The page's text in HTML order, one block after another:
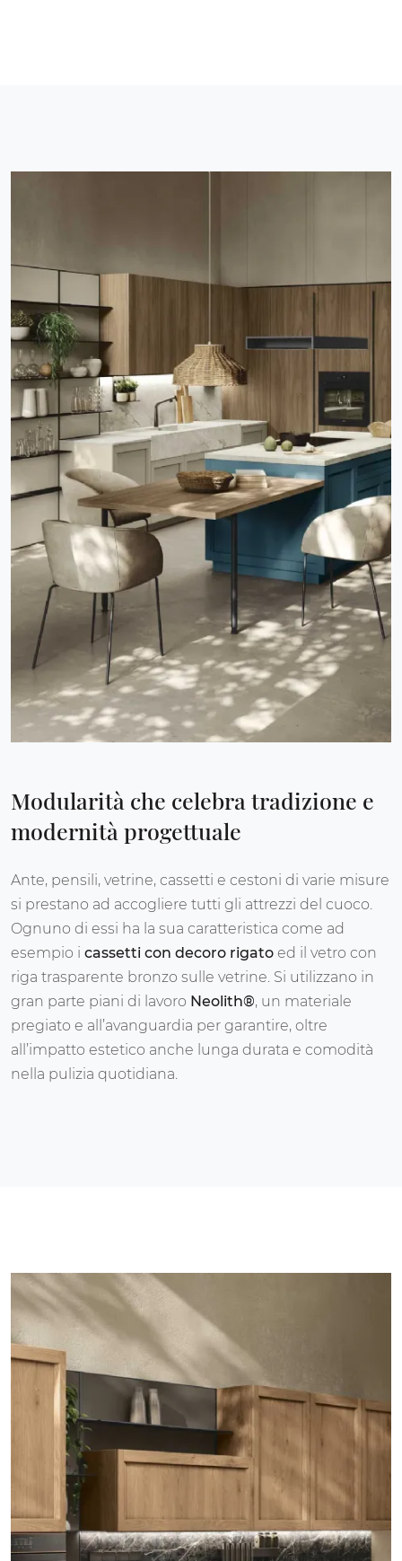
Modularità che celebra tradizione e
modernità progettuale
Ante, pensili, vetrine, cassetti e cestoni di varie misure
si prestano ad accogliere tutti gli attrezzi del cuoco.
Ognuno di essi ha la sua caratteristica come ad
esempio i cassetti con decoro rigato ed il vetro con
riga trasparente bronzo sulle vetrine. Si utilizzano in
gran parte piani di lavoro Neolith®, un materiale
pregiato e all’avanguardia per garantire, oltre
all’impatto estetico anche lunga durata e comodità
nella pulizia quotidiana.